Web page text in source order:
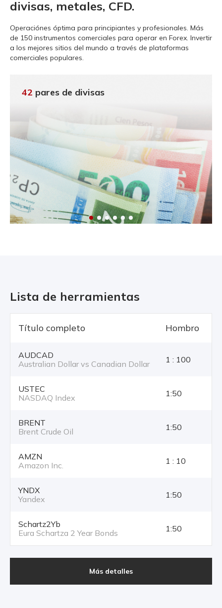
divisas, metales, CFD.
Operaciónes óptima para principiantes y profesionales. Más
de 150 instrumentos comerciales para operar en Forex. Invertir
a los mejores sitios del mundo a través de plataformas
comerciales populares.
42 pares de divisas
Lista de herramientas
Título completo Hombro
AUDCAD
Australian Dollar vs Canadian Dollar
1 : 100
USTEC
NASDAQ Index
1:50
BRENT
Brent Crude Oil
1:50
AMZN
Amazon Inc.
1 : 10
YNDX
Yandex
1:50
Schartz2Yb
Eura Schartza 2 Year Bonds
1:50
Más detalles